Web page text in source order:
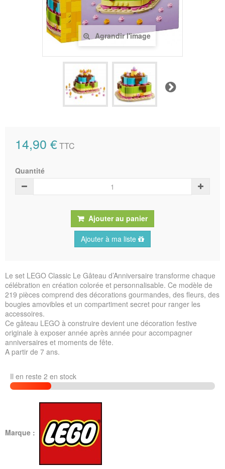
Agrandir l'image
Suivant
14,90 €TTC
Quantité
Ajouter au panier
Ajouter à ma liste
Le set LEGO Classic Le Gâteau d’Anniversaire transforme chaque
célébration en création colorée et personnalisable. Ce modèle de
219 pièces comprend des décorations gourmandes, des fleurs, des
bougies amovibles et un compartiment secret pour ranger les
accessoires.
Ce gâteau LEGO à construire devient une décoration festive
originale à exposer année après année pour accompagner
anniversaires et moments de fête.
A partir de 7 ans.
Il en reste 2 en stock
Marque :